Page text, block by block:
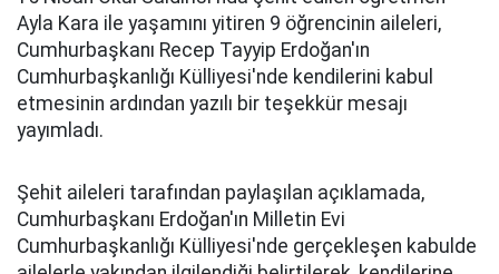
Ayla Kara ile yaşamını yitiren 9 öğrencinin aileleri,
Cumhurbaşkanı Recep Tayyip Erdoğan'ın
Cumhurbaşkanlığı Külliyesi'nde kendilerini kabul
etmesinin ardından yazılı bir teşekkür mesajı
yayımladı.
Şehit aileleri tarafından paylaşılan açıklamada,
Cumhurbaşkanı Erdoğan'ın Milletin Evi
Cumhurbaşkanlığı Külliyesi'nde gerçekleşen kabulde